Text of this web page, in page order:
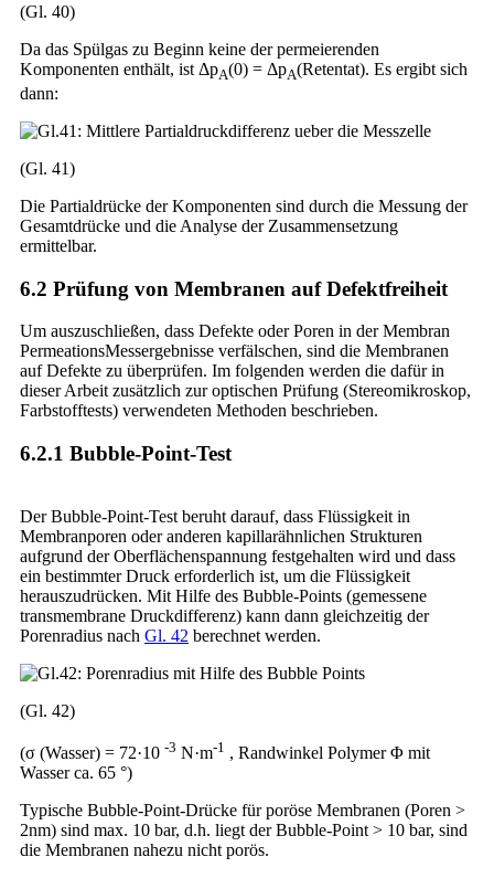
(Gl. 40)
Da das Spülgas zu Beginn keine der permeierenden
Komponenten enthält, ist ΔpA(0) = ΔpA(Retentat). Es ergibt sich
dann:
(Gl. 41)
Die Partialdrücke der Komponenten sind durch die Messung der
Gesamtdrücke und die Analyse der Zusammensetzung
ermittelbar.
6.2 Prüfung von Membranen auf Defektfreiheit
Um auszuschließen, dass Defekte oder Poren in der Membran
PermeationsMessergebnisse verfälschen, sind die Membranen
auf Defekte zu überprüfen. Im folgenden werden die dafür in
dieser Arbeit zusätzlich zur optischen Prüfung (Stereomikroskop,
Farbstofftests) verwendeten Methoden beschrieben.
6.2.1 Bubble-Point-Test
Der Bubble-Point-Test beruht darauf, dass Flüssigkeit in
Membranporen oder anderen kapillarähnlichen Strukturen
aufgrund der Oberflächenspannung festgehalten wird und dass
ein bestimmter Druck erforderlich ist, um die Flüssigkeit
herauszudrücken. Mit Hilfe des Bubble-Points (gemessene
transmembrane Druckdifferenz) kann dann gleichzeitig der
Porenradius nach Gl. 42 berechnet werden.
(Gl. 42)
(σ (Wasser) = 72·10 -3 N·m-1 , Randwinkel Polymer Φ mit
Wasser ca. 65 °)
Typische Bubble-Point-Drücke für poröse Membranen (Poren >
2nm) sind max. 10 bar, d.h. liegt der Bubble-Point > 10 bar, sind
die Membranen nahezu nicht porös.